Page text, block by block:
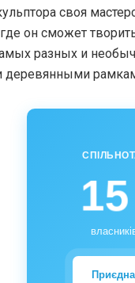
своя
он сможет
разных и
деревянными